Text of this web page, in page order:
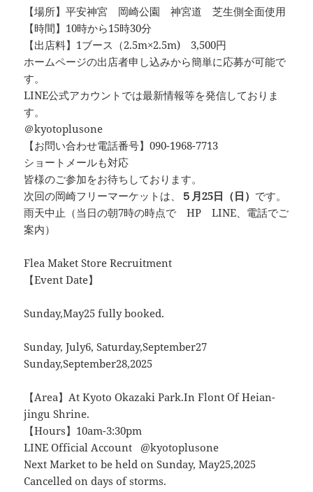
【場所】平安神宮 岡崎公園 神宮道 芝生側全面使用
【時間】10時から15時30分
【出店料】1ブース（2.5m×2.5m) 3,500円
ホームページの出店者申し込みから簡単に応募が可能で
す。
LINE公式アカウントでは最新情報等を発信しておりま
す。
＠kyotoplusone
【お問い合わせ電話番号】090-1968-7713
ショートメールも対応
皆様のご参加をお待ちしております。
次回の岡崎フリーマーケットは、
５月25日（日） です。
雨天中止（当日の朝7時の時点で HP LINE、電話でご
案内）
Flea Maket Store Recruitment
【Event Date】
Sunday,May25 fully booked.
Sunday, July6, Saturday,September27
Sunday,September28,2025
【Area】At Kyoto Okazaki Park.In Flont Of Heian-
jingu Shrine.
【Hours】10am-3:30pm
LINE Official Account @kyotoplusone
Next Market to be held on Sunday, May25,2025
Cancelled on days of storms.